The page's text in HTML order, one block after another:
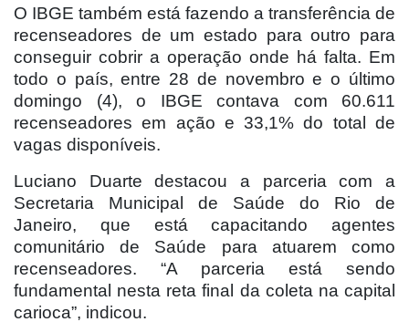
O IBGE também está fazendo a transferência de
recenseadores de um estado para outro para
conseguir cobrir a operação onde há falta. Em
todo o país, entre 28 de novembro e o último
domingo (4), o IBGE contava com 60.611
recenseadores em ação e 33,1% do total de
vagas disponíveis.
Luciano Duarte destacou a parceria com a
Secretaria Municipal de Saúde do Rio de
Janeiro, que está capacitando agentes
comunitário de Saúde para atuarem como
recenseadores. “A parceria está sendo
fundamental nesta reta final da coleta na capital
carioca”, indicou.